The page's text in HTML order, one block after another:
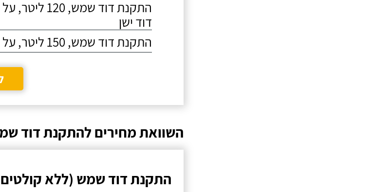
התקנת דוד
דוד ישן
התקנת דוד שמש, 150 ליטר, על גג שטוח, כולל התקנת מעמד
השוואת מחירים להתקנת דוד
התקנת דוד שמש (ללא קולטים), 120